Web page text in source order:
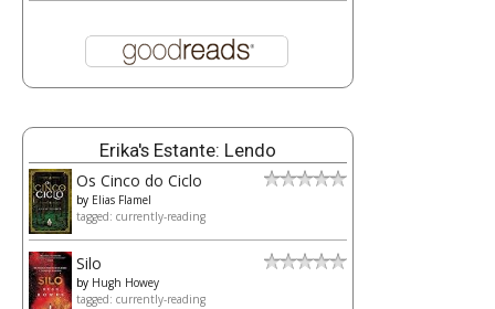
Erika's Estante: Lendo
Os Cinco do Ciclo
by Elias Flamel
tagged: currently-reading
Silo
by Hugh Howey
tagged: currently-reading